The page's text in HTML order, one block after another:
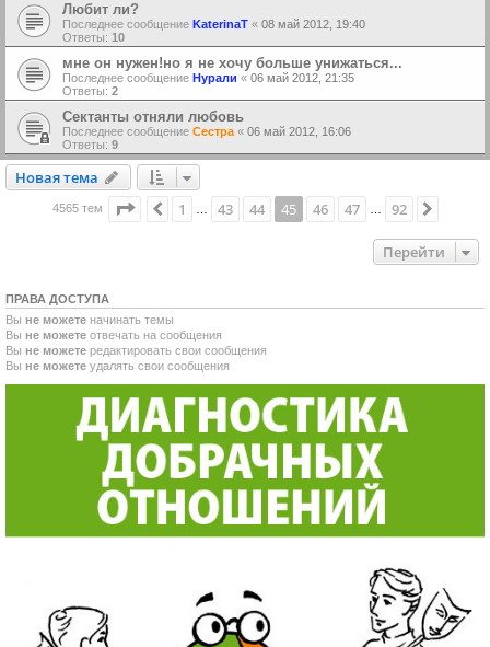
Любит ли?
Последнее сообщение KaterinaT « 08 май 2012, 19:40
Ответы: 10
мне он нужен!но я не хочу больше унижаться...
Последнее сообщение Нурали « 06 май 2012, 21:35
Ответы: 2
Сектанты отняли любовь
Последнее сообщение Сестра « 06 май 2012, 16:06
Ответы: 9
Новая тема
Новаятема
4565 тем Страница 45из 92
Пред.
1 43 44 45 46 47 92
Перейти
ПРАВА ДОСТУПА
Вы не можете начинать темы
Вы не можете отвечать на сообщения
Вы не можете редактировать свои сообщения
Вы не можете удалять свои сообщения